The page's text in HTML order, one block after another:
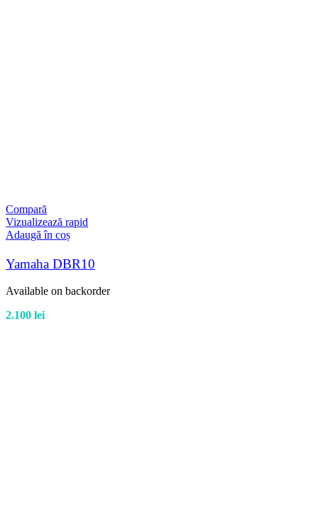
Compară
Vizualizează rapid
Adaugă în coș
Yamaha DBR10
Available on backorder
2.100 lei